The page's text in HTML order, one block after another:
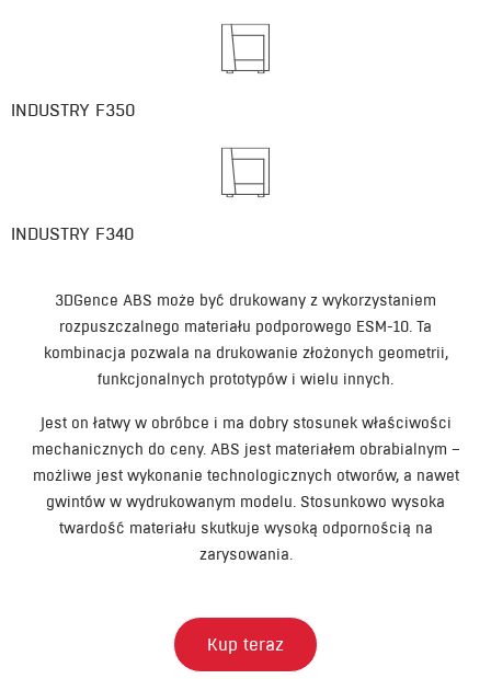
INDUSTRY F350
INDUSTRY F340​
3DGence ABS może być drukowany z wykorzystaniem
rozpuszczalnego materiału podporowego ESM-10. Ta
kombinacja pozwala na drukowanie złożonych geometrii,
funkcjonalnych prototypów i wielu innych.
Jest on łatwy w obróbce i ma dobry stosunek właściwości
mechanicznych do ceny. ABS jest materiałem obrabialnym –
możliwe jest wykonanie technologicznych otworów, a nawet
gwintów w wydrukowanym modelu. Stosunkowo wysoka
twardość materiału skutkuje wysoką odpornością na
zarysowania.
Kup teraz